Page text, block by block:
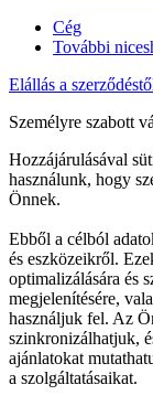
Cég
További
Elállás a
Személyre szabott
Hozzájárulásával
használunk, hogy
Önnek.
Ebből a célból
és eszközeikről.
optimalizálására és
megjelenítésére,
használjuk fel. Az
szinkronizálhatjuk,
ajánlatokat
a szolgáltatásaikat.